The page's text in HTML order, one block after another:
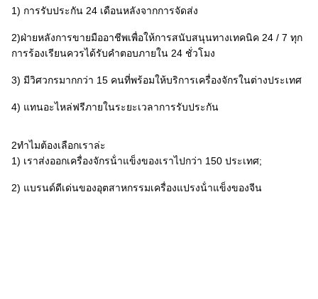
1) การรับประกัน 24 เดือนหลังจากการจัดส่ง
2)ฝ่ายหลังการขายมืออาชีพเพื่อให้การสนับสนุนทางเทคนิค 24 / 7 ทุก
การร้องเรียนควรได้รับคําตอบภายใน 24 ชั่วโมง
3) มีวิศวกรมากกว่า 15 คนที่พร้อมให้บริการเครื่องจักรในต่างประเทศ
4) แทนอะไหล่ฟรีภายในระยะเวลาการรับประกัน
2ทําไมต้องเลือกเราล่ะ
1) เราส่งออกเครื่องจักรน้ําแข็งของเราไปกว่า 150 ประเทศ;
2) แบรนด์ดีเด่นของอุตสาหกรรมเครื่องแปรงน้ําแข็งของจีน